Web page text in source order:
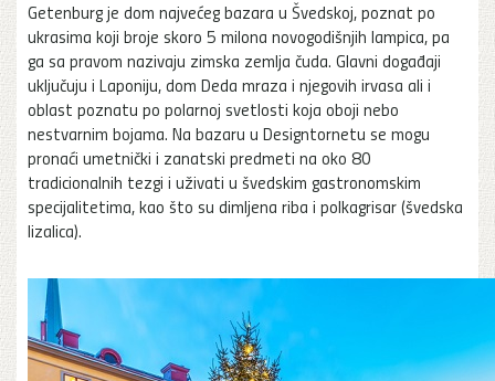
Getenburg je dom najvećeg bazara u Švedskoj, poznat po
ukrasima koji broje skoro 5 milona novogodišnjih lampica, pa
ga sa pravom nazivaju zimska zemlja čuda. Glavni događaji
uključuju i Laponiju, dom Deda mraza i njegovih irvasa ali i
oblast poznatu po polarnoj svetlosti koja oboji nebo
nestvarnim bojama. Na bazaru u Designtornetu se mogu
pronaći umetnički i zanatski predmeti na oko 80
tradicionalnih tezgi i uživati u švedskim gastronomskim
specijalitetima, kao što su dimljena riba i polkagrisar (švedska
lizalica).